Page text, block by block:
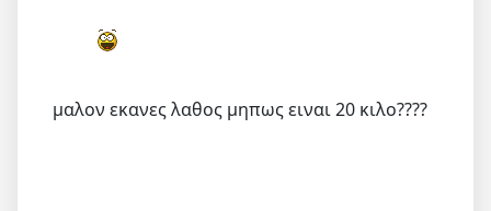
μαλον εκανες λαθος μηπως ειναι 20 κιλο????